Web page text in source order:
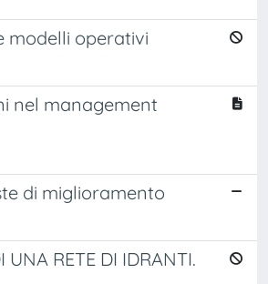
modelli operativi
nel management
di miglioramento
UNA RETE DI IDRANTI.